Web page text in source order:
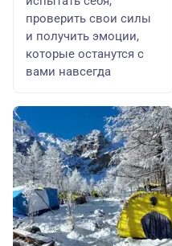
проверить свои силы
и получить эмоции,
которые останутся с
вами навсегда